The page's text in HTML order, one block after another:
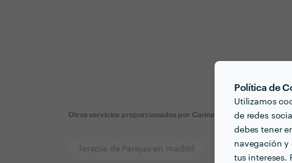
Política de
Utilizamos
de redes
debes tener
navegación y
tus intereses.
Otros servicios proporcionados por Carina Sampó Franco
Terapia de Parejas en madrid